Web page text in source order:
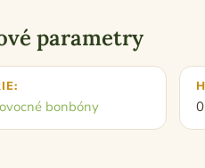
parametry
:
bonbóny